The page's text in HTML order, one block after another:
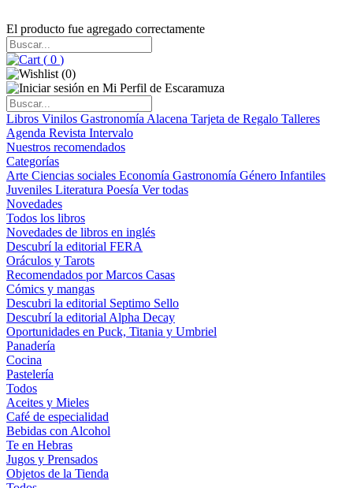
El producto fue agregado correctamente
( 0 )
(0)
Libros Vinilos Gastronomía Alacena Tarjeta de Regalo Talleres
Agenda Revista Intervalo
Nuestros recomendados
Categorías
Arte Ciencias sociales Economía Gastronomía Género Infantiles
Juveniles Literatura Poesía Ver todas
Novedades
Todos los libros
Novedades de libros en inglés
Descubrí la editorial FERA
Oráculos y Tarots
Recomendados por Marcos Casas
Cómics y mangas
Descubri la editorial Septimo Sello
Descubrí la editorial Alpha Decay
Oportunidades en Puck, Titania y Umbriel
Panadería
Cocina
Pastelería
Todos
Aceites y Mieles
Café de especialidad
Bebidas con Alcohol
Te en Hebras
Jugos y Prensados
Objetos de la Tienda